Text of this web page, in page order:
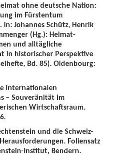
ohne deutsche Nation:
im Fürstentum
Johannes Schütz, Henrik
(Hg.): Heimat-
und alltägliche
in historischer Perspektive
Bd. 85). Oldenbourg:
internationalen
– Souveränität im
Wirtschaftsraum.
und die Schweiz-
Foliensatz
Institut, Bendern.